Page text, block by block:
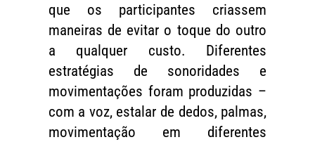
que os participantes criassem
maneiras de evitar o toque do outro
a qualquer custo. Diferentes
estratégias de sonoridades e
movimentações foram produzidas –
com a voz, estalar de dedos, palmas,
movimentação em diferentes